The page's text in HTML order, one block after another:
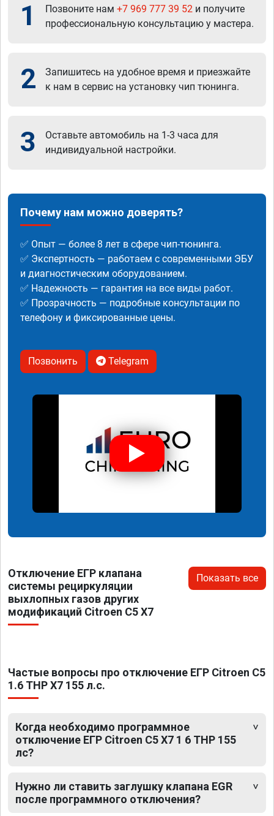
1 Позвоните нам +7 969 777 39 52 и получите
профессиональную консультацию у мастера.
2
Запишитесь на удобное время и приезжайте
к нам в сервис на установку чип тюнинга.
3
Оставьте автомобиль на 1-3 часа для
индивидуальной настройки.
Почему нам можно доверять?
✅ Опыт — более 8 лет в сфере чип-тюнинга.
✅ Экспертность — работаем с современными ЭБУ
и диагностическим оборудованием.
✅ Надежность — гарантия на все виды работ.
✅ Прозрачность — подробные консультации по
телефону и фиксированные цены.
Позвонить Telegram
Отключение ЕГР клапана
системы рециркуляции
выхлопных газов других
модификаций Citroen C5 X7
Показать все
Частые вопросы про отключение ЕГР Citroen C5
1.6 THP X7 155 л.с.
Когда необходимо программное
отключение ЕГР Citroen C5 X7 1 6 THP 155
лс?
Нужно ли ставить заглушку клапана EGR
после программного отключения?